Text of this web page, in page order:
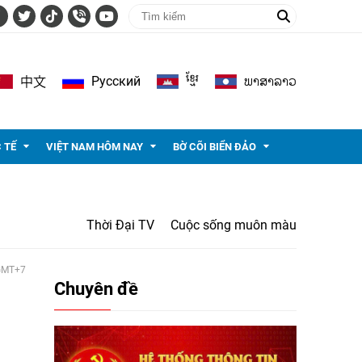
中文 Pусский ខ្មែរ ພາ​ສາ​ລາວ
TẾ VIỆT NAM HÔM NAY BỜ CÕI BIỂN ĐẢO
Thời Đại TV Cuộc sống muôn màu
Chuyên đề